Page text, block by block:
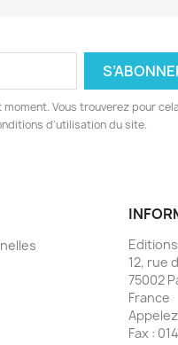
Vous trouverez pour
d'utilisation du site.
12, rue
75002
France
Fax :